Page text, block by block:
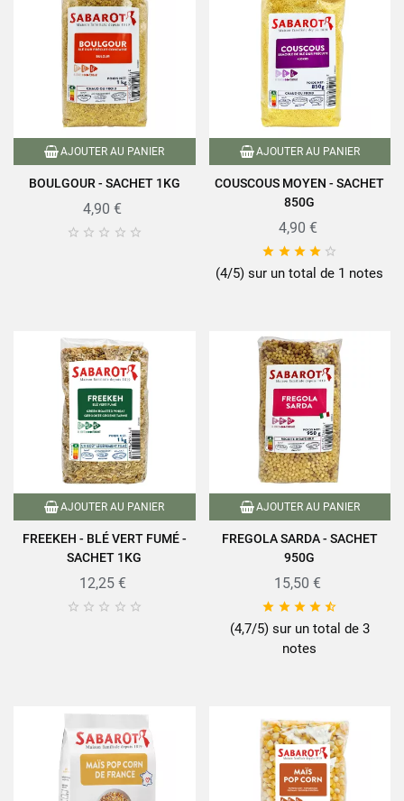
AJOUTER AU PANIER
BOULGOUR - SACHET 1KG
4,90 €
    
AJOUTER AU PANIER
COUSCOUS MOYEN - SACHET
850G
4,90 €
    
(4/5) sur un total de 1 notes
AJOUTER AU PANIER
FREEKEH - BLÉ VERT FUMÉ -
SACHET 1KG
12,25 €
    
AJOUTER AU PANIER
FREGOLA SARDA - SACHET
950G
15,50 €
    
(4,7/5) sur un total de 3
notes